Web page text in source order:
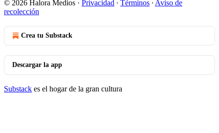
© 2026 Halora Medios · Privacidad ∙ Términos ∙ Aviso de
recolección
Crea tu Substack
Descargar la app
Substack es el hogar de la gran cultura